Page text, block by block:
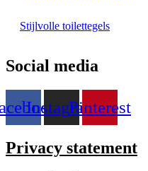
Stijlvolle toilettegels
Social media
InstagramPinterest
Privacy statement